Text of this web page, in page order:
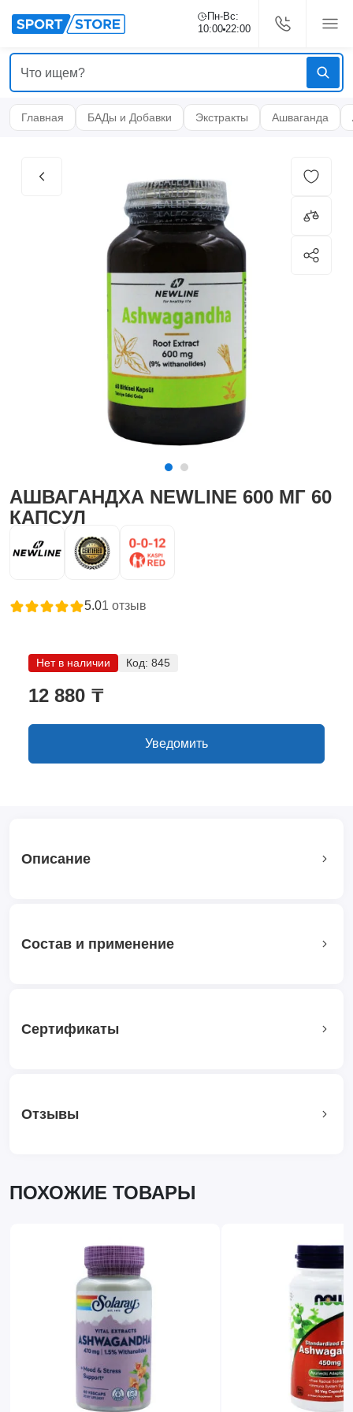
Пн-Вс:
10:00 22:00
Главная БАДы и Добавки Экстракты Ашваганда
АШВАГАНДХА NEWLINE 600 МГ 60
КАПСУЛ
5.01 отзыв
Нет в наличии Код: 845
12 880 ₸
Уведомить
Описание
Состав и применение
Сертификаты
Отзывы
ПОХОЖИЕ ТОВАРЫ